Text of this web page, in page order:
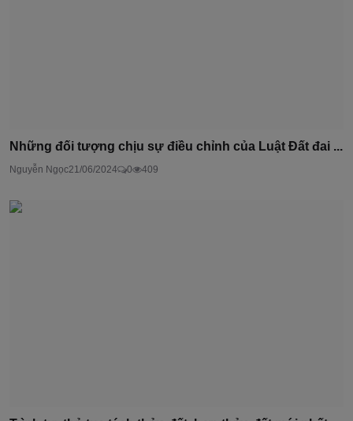
Những đối tượng chịu sự điều chỉnh của Luật Đất đai ...
Nguyễn Ngọc21/06/2024 0 409